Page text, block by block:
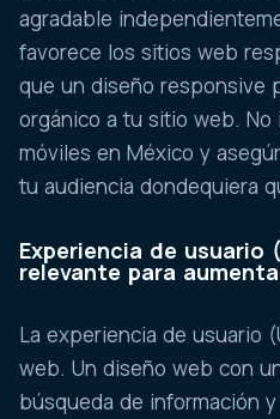
agradable
favorece los sitios web
que un diseño responsive
orgánico a tu sitio web.
móviles en México y
tu audiencia dondequiera
Experiencia de
relevante para
La experiencia de usuario
web. Un diseño web con
búsqueda de información